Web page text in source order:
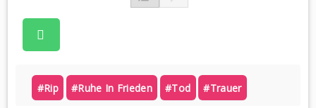
#rip #ruhe In Frieden #tod #trauer